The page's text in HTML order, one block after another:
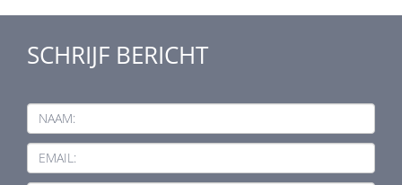
SCHRIJF BERICHT
NAAM:
EMAIL: